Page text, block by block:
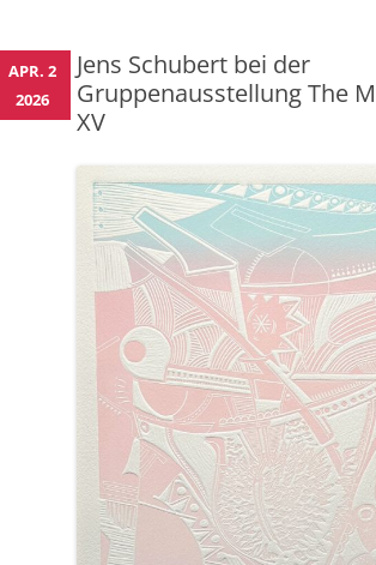
Jens Schubert bei der
Gruppenausstellung The
XV
APR. 2
2026